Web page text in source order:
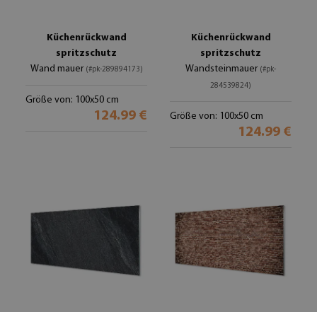
Küchenrückwand
spritzschutz
Wand mauer (#pk-289894173)
Größe von: 100x50 cm
124.99 €
Küchenrückwand
spritzschutz
Wandsteinmauer (#pk-
284539824)
Größe von: 100x50 cm
124.99 €